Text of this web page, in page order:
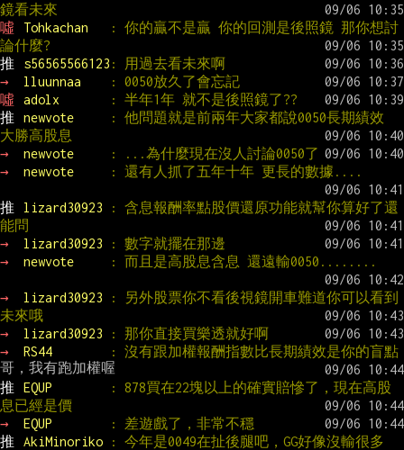
鏡看未來
噓
Tohkachan
: 你的贏不是贏 你的回測是後照鏡 那你想討
論什麼?
推
s56565566123 : 用過去看未來啊
→
lluunnaa
: 0050放久了會忘記
噓
adolx
: 半年1年 就不是後照鏡了??
推
newvote
: 他問題就是前兩年大家都說0050長期績效
大勝高股息
→
newvote
: ...為什麼現在沒人討論0050了
→
newvote : 還有人抓了五年十年 更長的數據....
推 lizard30923
: 含息報酬率點股價還原功能就幫你算好了還
能問
→
lizard30923
: 數字就擺在那邊
→
newvote : 而且是高股息含息 還遠輸0050........
→ lizard30923
: 另外股票你不看後視鏡開車難道你可以看到
未來哦
→
lizard30923
: 那你直接買樂透就好啊
→
RS44
: 沒有跟加權報酬指數比長期績效是你的盲點
推
EQUP
: 878買在22塊以上的確實賠慘了，現在高股
息已經是價
→
EQUP
: 差遊戲了，非常不穩
推
AkiMinoriko : 今年是0049在扯後腿吧，GG好像沒輸很多